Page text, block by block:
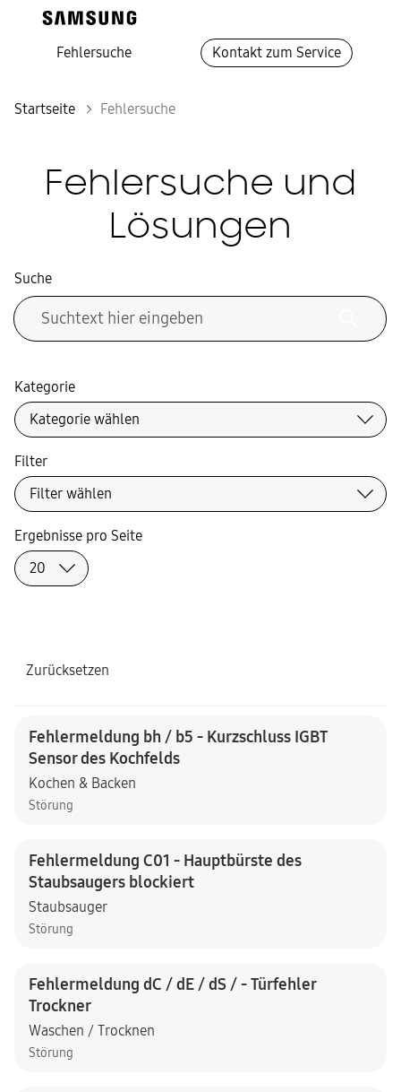
Fehlersuche Kontakt zum Service
Startseite Fehlersuche
Fehlersuche und
Lösungen
Suche
Kategorie
Filter
Zurücksetzen
Ergebnisse pro Seite
Fehlermeldung bh / b5 - Kurzschluss IGBT
Sensor des Kochfelds
Kochen & Backen
Störung
Fehlermeldung C01 - Hauptbürste des
Staubsaugers blockiert
Staubsauger
Störung
Fehlermeldung dC / dE / dS / - Türfehler
Trockner
Waschen / Trocknen
Störung